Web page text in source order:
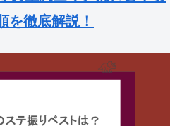
を徹底解説！